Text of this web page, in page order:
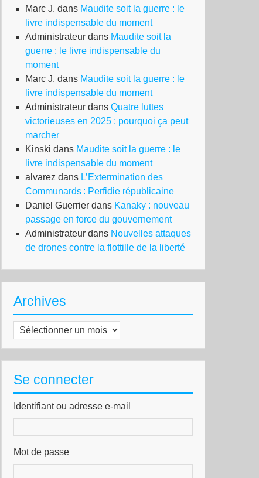
Marc J. dans Maudite soit la guerre : le
livre indispensable du moment
Administrateur dans Maudite soit la
guerre : le livre indispensable du
moment
Marc J. dans Maudite soit la guerre : le
livre indispensable du moment
Administrateur dans Quatre luttes
victorieuses en 2025 : pourquoi ça peut
marcher
Kinski dans Maudite soit la guerre : le
livre indispensable du moment
alvarez dans L’Extermination des
Communards : Perfidie républicaine
Daniel Guerrier dans Kanaky : nouveau
passage en force du gouvernement
Administrateur dans Nouvelles attaques
de drones contre la flottille de la liberté
Archives
Archives
Se connecter
Identifiant ou adresse e-mail
Mot de passe